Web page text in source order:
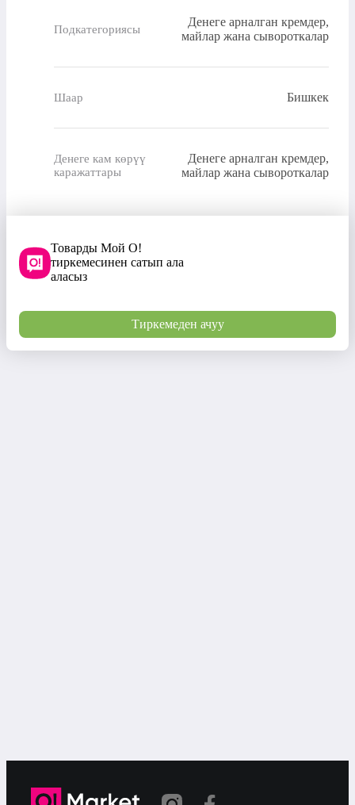
Подкатегориясы
Денеге арналган кремдер,
майлар жана сывороткалар
Шаар Бишкек
Денеге кам көрүү
каражаттары
Денеге арналган кремдер,
майлар жана сывороткалар
Товарды Мой О!
тиркемесинен сатып ала
аласыз
Тиркемеден ачуу